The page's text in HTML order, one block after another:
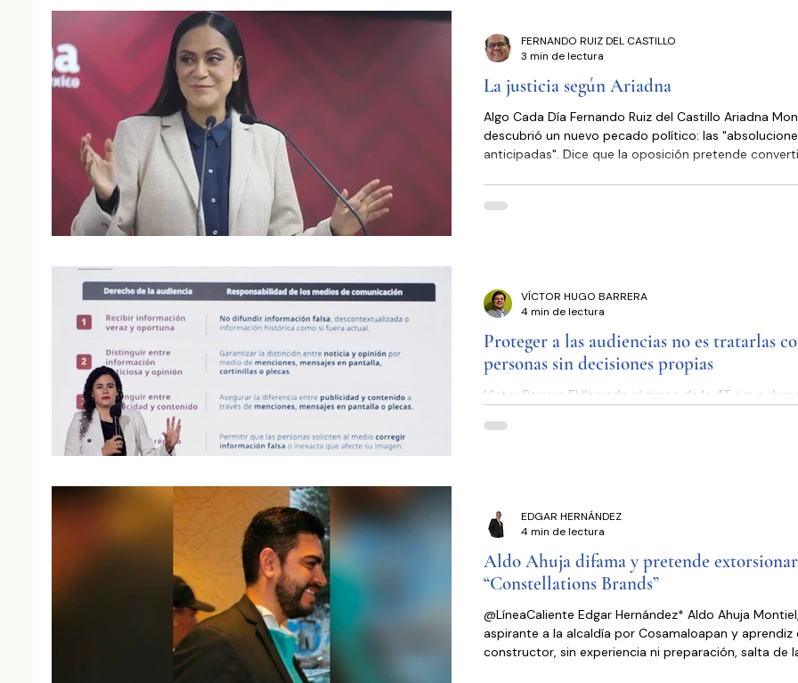
largo de la historia de Estados Unidos, cada
sido llamada a
La justicia según Ariadna
Algo Cada Día Fernando Ruiz del Castillo Ariadna Montiel
descubrió un nuevo pecado político: las
anticipadas". Dice que la oposición pretende
los medios, sino en los juzgados. Qué bien suena.
FERNANDO RUIZ DEL CASTILLO
3 min de lectura
Proteger a las audiencias no es tratarlas
personas sin decisiones propias
Víctor Barrera El llamado régimen de la 4T sigue
los que sea. Primero fue la desaparición de los
organismos que vigilaran información de lo que hacía
gobierno con el dinero público, el de todos los
VÍCTOR HUGO BARRERA
4 min de lectura
Aldo Ahuja difama y pretende
“Constellations Brands”
@LíneaCaliente Edgar Hernández* Aldo Ahuja
aspirante a la alcaldía por Cosamaloapan y aprendiz
constructor, sin experiencia ni preparación, salta de
EDGAR HERNÁNDEZ
4 min de lectura